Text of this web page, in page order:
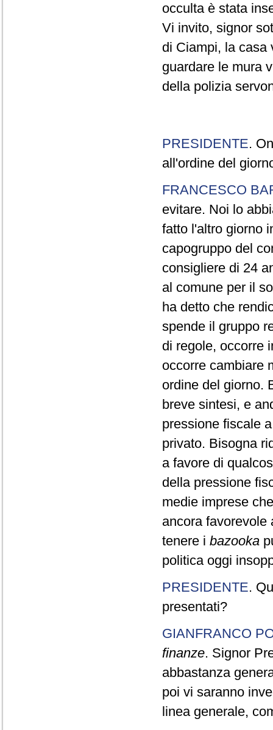
occulta è stata
Vi invito, signor
di Ciampi, la casa
guardare le mura
della polizia
PRESIDENTE.
all'ordine del
FRANCESCO
evitare. Noi lo
fatto l'altro giorno
capogruppo del
consigliere di 24
al comune per il
ha detto che
spende il gruppo
di regole, occorre
occorre cambiare
ordine del giorno.
breve sintesi, e
pressione fiscale
privato. Bisogna
a favore di
della pressione
medie imprese
ancora favorevole
tenere i bazooka
politica oggi
PRESIDENTE.
presentati?
GIANFRANCO
finanze. Signor
abbastanza
poi vi saranno
linea generale,